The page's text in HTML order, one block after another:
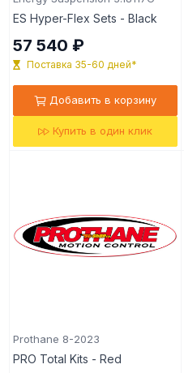
ES Hyper-Flex Sets - Black
57 540 ₽
Поставка 35-60 дней*
Добавить в корзину
Купить в один клик
Prothane 8-2023
PRO Total Kits - Red